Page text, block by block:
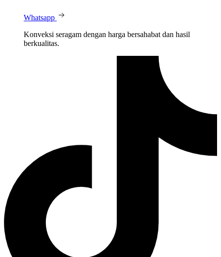
Whatsapp
Konveksi seragam dengan harga bersahabat dan hasil
berkualitas.